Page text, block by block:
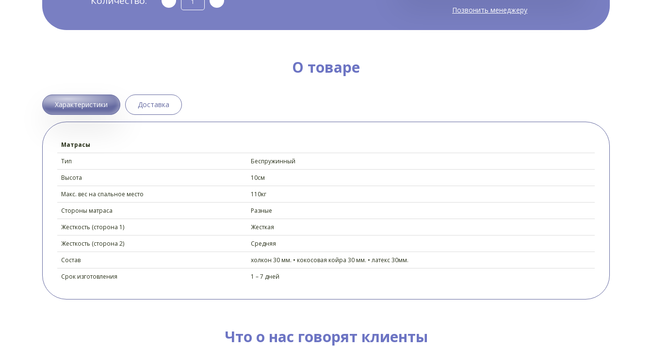
Позвонить менеджеру
О товаре
Характеристики Доставка
Матрасы
Тип
Беспружинный
Высота
10см
Макс. вес на спальное место
110кг
Стороны матраса
Разные
Жесткость (сторона 1)
Жесткая
Жесткость (сторона 2)
Средняя
Состав
холкон 30 мм. • кокосовая койра 30 мм. • латекс 30мм.
Срок изготовления
1 – 7 дней
Что о нас говорят клиенты